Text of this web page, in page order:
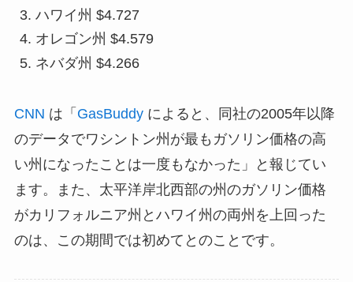
ハワイ州 $4.727
オレゴン州 $4.579
ネバダ州 $4.266
CNN は「 GasBuddyによると、同社の2005年以降
のデータでワシントン州が最もガソリン価格の高
い州になったことは一度もなかった」と報じてい
ます。また、太平洋岸北西部の州のガソリン価格
がカリフォルニア州とハワイ州の両州を上回った
のは、この期間では初めてとのことです。